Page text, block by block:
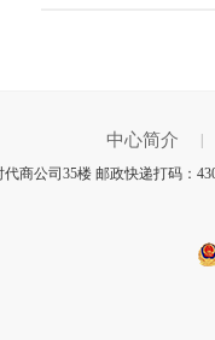
中心简介
商公司35楼 邮政快递打码：